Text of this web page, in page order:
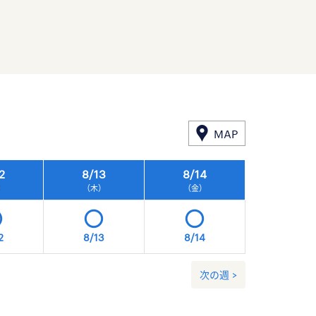
MAP
8/13
（木）
8/14
（金）
8/13 8/14
次の週 >